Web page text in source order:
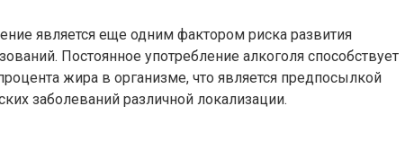
является еще одним фактором риска развития
Постоянное употребление алкоголя способствует
жира в организме, что является предпосылкой
заболеваний различной локализации.